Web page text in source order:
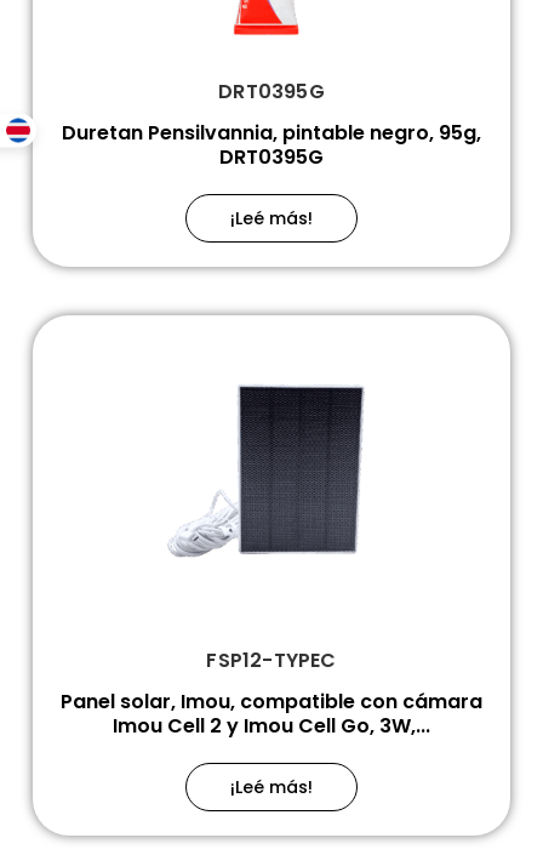
DRT0395G
Duretan Pensilvannia, pintable negro, 95g,
DRT0395G
¡Leé más!
FSP12-TYPEC
Panel solar, Imou, compatible con cámara
Imou Cell 2 y Imou Cell Go, 3W,...
¡Leé más!